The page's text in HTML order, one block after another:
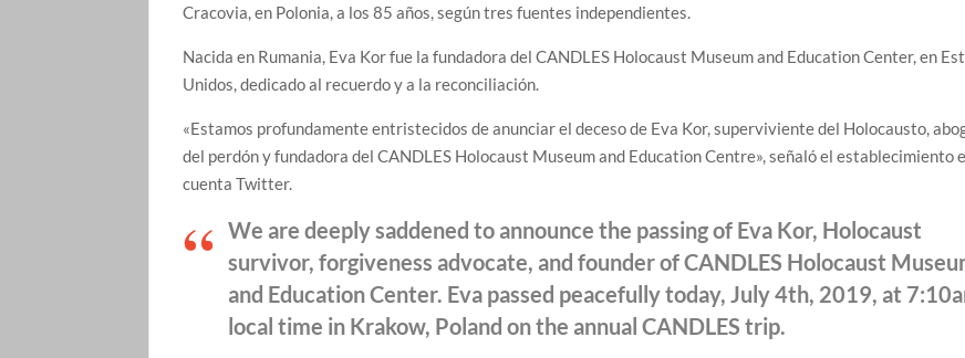
Cracovia, en Polonia, a los 85 años, según tres fuentes independientes.
Nacida en Rumania, Eva Kor fue la fundadora del CANDLES Holocaust Museum and Education Center, en
Unidos, dedicado al recuerdo y a la reconciliación.
«Estamos profundamente entristecidos de anunciar el deceso de Eva Kor, superviviente del Holocausto,
del perdón y fundadora del CANDLES Holocaust Museum and Education Centre», señaló el establecimiento
cuenta Twitter.
We are deeply saddened to announce the passing of Eva Kor, Holocaust
survivor, forgiveness advocate, and founder of CANDLES Holocaust
and Education Center. Eva passed peacefully today, July 4th, 2019, at
local time in Krakow, Poland on the annual CANDLES trip.